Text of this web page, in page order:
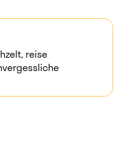
reise